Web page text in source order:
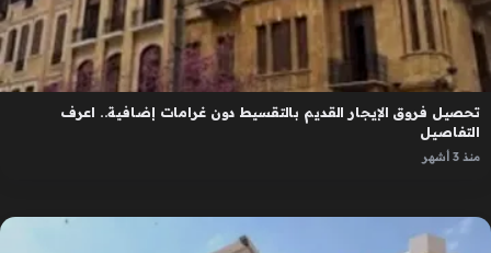
تحصيل فروق الإيجار القديم بالتقسيط دون غرامات إضافية.. اعرف
التفاصيل
منذ 3 أشهر